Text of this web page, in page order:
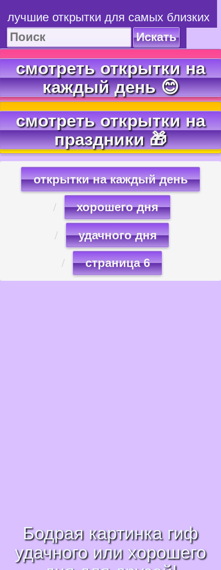
лучшие открытки для самых близких
Искать
смотреть открытки на
каждый день 😊
смотреть открытки на
праздники 🎁
открытки на каждый день
хорошего дня
удачного дня
страница 6
Бодрая картинка гиф
удачного или хорошего